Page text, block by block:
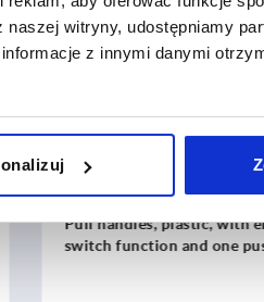
witryny, udostępniamy
z innymi danymi
K1527
Pull handles, plastic, with
switch function and one